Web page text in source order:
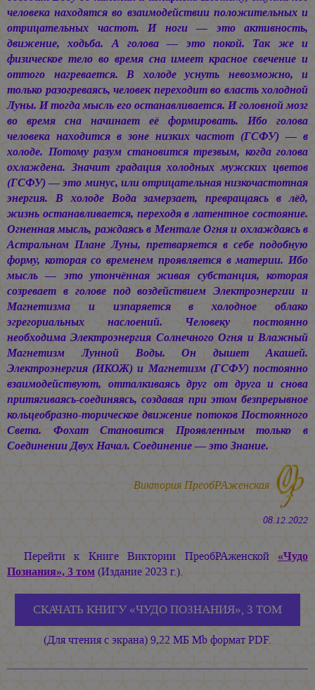
человека находятся во взаимодействии положительных и
отрицательных частот. И ноги — это активность,
движение, ходьба. А голова — это покой. Так же и
физическое тело во время сна имеет красное свечение и
оттого нагревается. В холоде уснуть невозможно, и
только разогреваясь, человек переходит во власть холодной
Луны. И тогда мысль его останавливается. И головной мозг
во время сна начинает её формировать. Ибо голова
человека находится в зоне низких частот (ГСФУ) — в
холоде. Потому разум становится трезвым, когда голова
охлаждена. Значит градация холодных мужских цветов
(ГСФУ) — это минус, или отрицательная низкочастотная
энергия. В холоде Вода замерзает, превращаясь в лёд,
жизнь останавливается, переходя в латентное состояние.
Огненная мысль, раждаясь в Ментале Огня и охлаждаясь в
Астральном Плане Луны, претваряется в себе подобную
форму, которая со временем проявляется в материи. Ибо
мысль — это утончённая живая субстанция, которая
созревает в голове под воздействием Электроэнергии и
Магнетизма и изпаряется в холодное облако
эгрегориальных наслоений. Человеку постоянно
необходима Электроэнергия Солнечного Огня и Влажный
Магнетизм Лунной Воды. Он дышет Акашей.
Электроэнергия (ИКОЖ) и Магнетизм (ГСФУ) постоянно
взаимодействуют, отталкиваясь друг от друга и снова
притягиваясь-соединяясь, создавая при этом безпрерывное
кольцеобразно-торическое движение потоков Постоянного
Света. Фохат Становится Проявленным только в
Соединении Двух Начал. Соединение — это Знание.
Виктория ПреобРАженская
08.12.2022
Перейти к Книге Виктории ПреобРАженской «Чудо
Познания», 3 том(Издание 2023 г.).
СКАЧАТЬ КНИГУ «ЧУДО ПОЗНАНИЯ», 3 ТОМ
(Для чтения с экрана) 9,22 МБ Mb формат PDF.